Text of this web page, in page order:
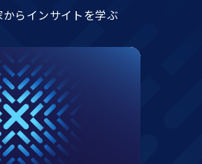
らインサイトを学ぶ